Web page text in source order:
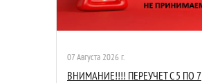
07 Августа 2026 г.
ВНИМАНИЕ!!!! ПЕРЕУЧЕТ С 5 ПО 7